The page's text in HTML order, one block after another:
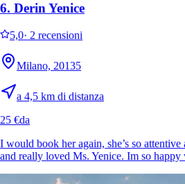
6. Derin Yenice
5,0· 2 recensioni
Milano, 20135
a 4,5 km di distanza
25 €da
I would book her again, she’s so
and really loved Ms. Yenice. Im so